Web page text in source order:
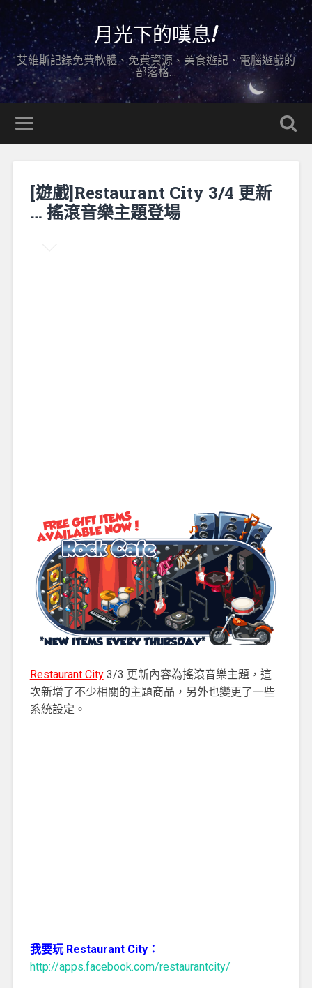
月光下的嘆息!
艾維斯記錄免費軟體、免費資源、美食遊記、電腦遊戲的
部落格…
[遊戲]Restaurant City 3/4 更新
… 搖滾音樂主題登場
Restaurant City3/3 更新內容為搖滾音樂主題，這
次新增了不少相關的主題商品，另外也變更了一些
系統設定。
我要玩 Restaurant City：
http://apps.facebook.com/restaurantcity/